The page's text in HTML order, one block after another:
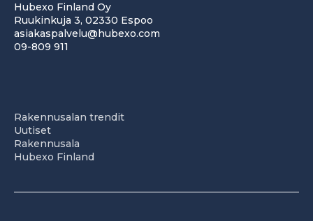
Hubexo Finland Oy
Ruukinkuja 3, 02330 Espoo
asiakaspalvelu@hubexo.com
09-809 911
Rakennusalan trendit
Uutiset
Rakennusala
Hubexo Finland